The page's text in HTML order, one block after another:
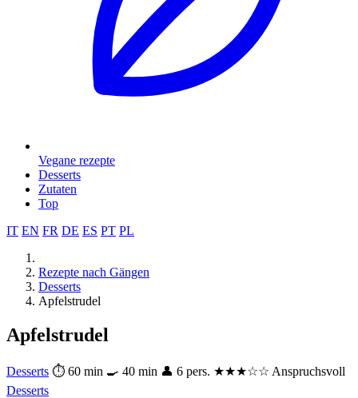
Vegane rezepte
Desserts
Zutaten
Top
IT EN FR DE ES PT PL
Rezepte nach Gängen
Desserts
Apfelstrudel
Apfelstrudel
Desserts ⏱ 60 min 🍳 40 min 👤 6 pers. ★★★☆☆ Anspruchsvoll
Desserts